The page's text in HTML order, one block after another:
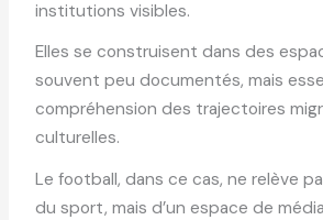
institutions visibles.
Elles se construisent dans des
souvent peu documentés, mais
compréhension des trajectoires
culturelles.
Le football, dans ce cas, ne relève
du sport, mais d’un espace de